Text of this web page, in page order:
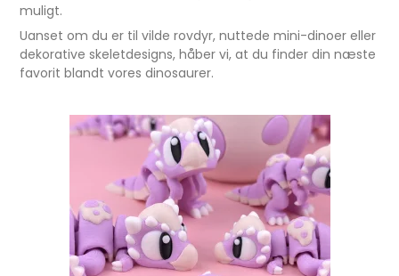
muligt.
Uanset om du er til vilde rovdyr, nuttede mini-dinoer eller
dekorative skeletdesigns, håber vi, at du finder din næste
favorit blandt vores dinosaurer.